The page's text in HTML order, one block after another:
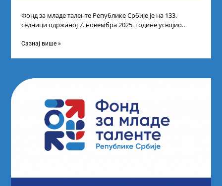
Фонд за младе таленте Републике Србије је на 133.
седници одржаној 7. новембра 2025. године усвојио
Сазнај више »